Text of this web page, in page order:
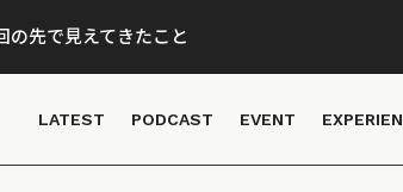
の先で見えてきたこと
LATEST PODCAST EVENT